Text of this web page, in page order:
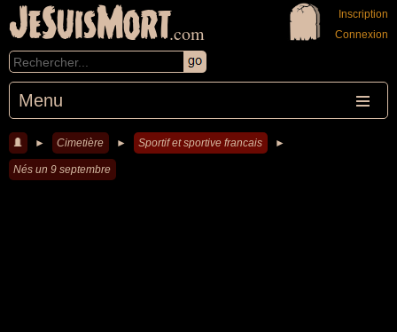
JeSuisMort.com
Menu
Inscription
Connexion
► Cimetière ► Sportif et sportive francais ►
Nés un 9 septembre